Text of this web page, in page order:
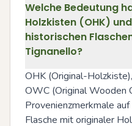
Welche Bedeutung
Holzkisten (OHK)
historischen
Tignanello?
OHK (Original-
OWC (Original Wooden
Provenienzmerkmale
Flasche mit originaler